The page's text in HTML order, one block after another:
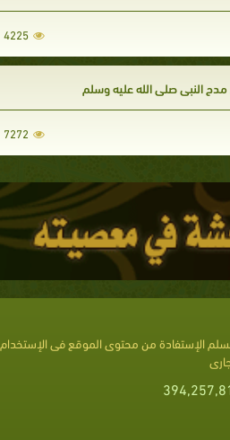
4225
النبي صلى الله عليه وسلم
7272
الإستفادة من محتوى الموقع فى الإستخدام